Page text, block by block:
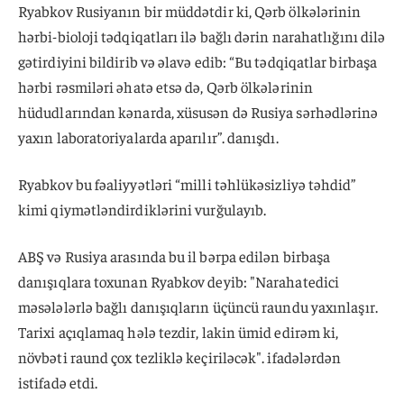
Ryabkov Rusiyanın bir müddətdir ki, Qərb ölkələrinin
hərbi-bioloji tədqiqatları ilə bağlı dərin narahatlığını dilə
gətirdiyini bildirib və əlavə edib: “Bu tədqiqatlar birbaşa
hərbi rəsmiləri əhatə etsə də, Qərb ölkələrinin
hüdudlarından kənarda, xüsusən də Rusiya sərhədlərinə
yaxın laboratoriyalarda aparılır”. danışdı.
Ryabkov bu fəaliyyətləri “milli təhlükəsizliyə təhdid”
kimi qiymətləndirdiklərini vurğulayıb.
ABŞ və Rusiya arasında bu il bərpa edilən birbaşa
danışıqlara toxunan Ryabkov deyib: "Narahatedici
məsələlərlə bağlı danışıqların üçüncü raundu yaxınlaşır.
Tarixi açıqlamaq hələ tezdir, lakin ümid edirəm ki,
növbəti raund çox tezliklə keçiriləcək". ifadələrdən
istifadə etdi.